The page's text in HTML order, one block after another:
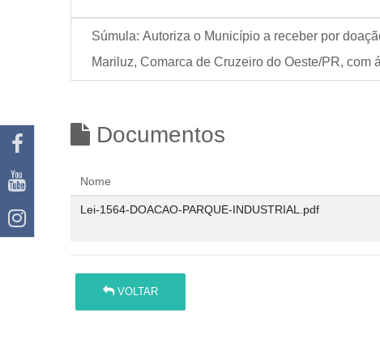
Súmula: Autoriza o Município a receber por
Mariluz, Comarca de Cruzeiro do Oeste/PR,
Documentos
Nome
Lei-1564-DOACAO-PARQUE-INDUSTRIAL.pdf
VOLTAR